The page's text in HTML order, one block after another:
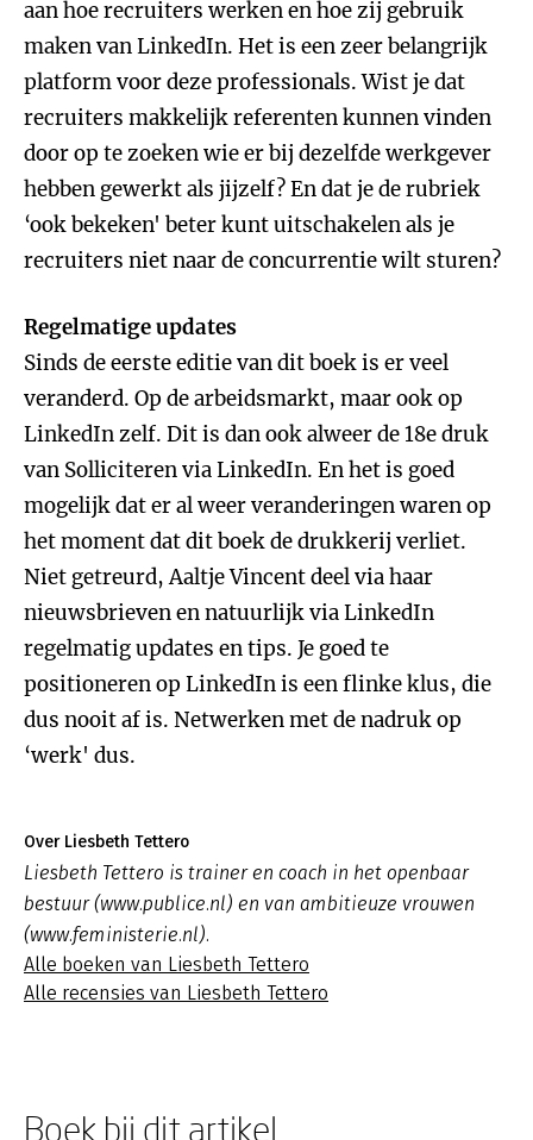
aan hoe recruiters werken en hoe zij gebruik
maken van LinkedIn. Het is een zeer belangrijk
platform voor deze professionals. Wist je dat
recruiters makkelijk referenten kunnen vinden
door op te zoeken wie er bij dezelfde werkgever
hebben gewerkt als jijzelf? En dat je de rubriek
‘ook bekeken' beter kunt uitschakelen als je
recruiters niet naar de concurrentie wilt sturen?
Regelmatige updates
Sinds de eerste editie van dit boek is er veel
veranderd. Op de arbeidsmarkt, maar ook op
LinkedIn zelf. Dit is dan ook alweer de 18e druk
van Solliciteren via LinkedIn. En het is goed
mogelijk dat er al weer veranderingen waren op
het moment dat dit boek de drukkerij verliet.
Niet getreurd, Aaltje Vincent deel via haar
nieuwsbrieven en natuurlijk via LinkedIn
regelmatig updates en tips. Je goed te
positioneren op LinkedIn is een flinke klus, die
dus nooit af is. Netwerken met de nadruk op
‘werk' dus.
Over Liesbeth Tettero
Liesbeth Tettero is trainer en coach in het openbaar
bestuur (www.publice.nl) en van ambitieuze vrouwen
(www.feministerie.nl).
Alle boeken van Liesbeth Tettero
Alle recensies van Liesbeth Tettero
Boek bij dit artikel